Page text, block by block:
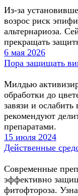
Из-за
возрос риск
альтернариоза.
прекращать
6 мая 2026
Пора защищать
Милдью
обработки до
завязи и
рекомендуют
препаратами.
15 июля 2024
Действенные
Современные
эффективно
фитофтороза.